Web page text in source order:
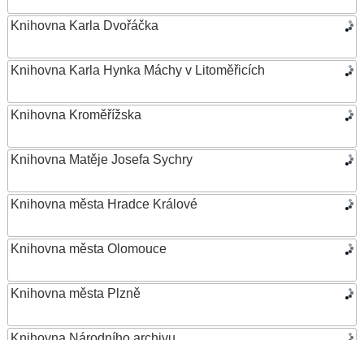
Knihovna Karla Dvořáčka
Knihovna Karla Hynka Máchy v Litoměřicích
Knihovna Kroměřížska
Knihovna Matěje Josefa Sychry
Knihovna města Hradce Králové
Knihovna města Olomouce
Knihovna města Plzně